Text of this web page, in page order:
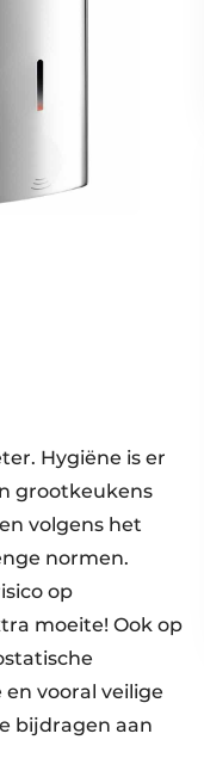
Hygiëne is er
grootkeukens
volgens het
normen.
op
moeite! Ook op
vooral veilige
bijdragen aan